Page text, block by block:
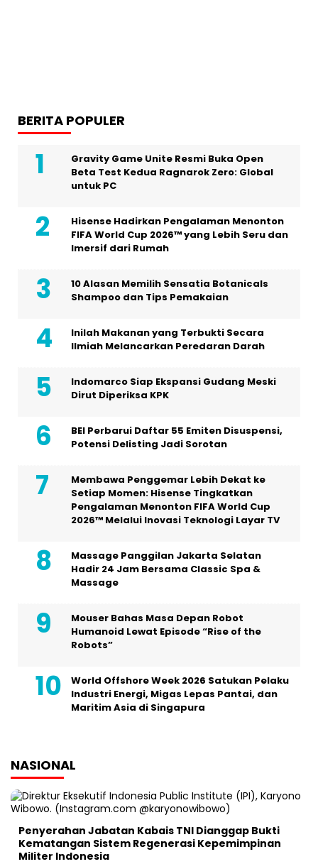
BERITA POPULER
Gravity Game Unite Resmi Buka Open
Beta Test Kedua Ragnarok Zero: Global
untuk PC
Hisense Hadirkan Pengalaman Menonton
FIFA World Cup 2026™ yang Lebih Seru dan
Imersif dari Rumah
10 Alasan Memilih Sensatia Botanicals
Shampoo dan Tips Pemakaian
Inilah Makanan yang Terbukti Secara
Ilmiah Melancarkan Peredaran Darah
Indomarco Siap Ekspansi Gudang Meski
Dirut Diperiksa KPK
BEI Perbarui Daftar 55 Emiten Disuspensi,
Potensi Delisting Jadi Sorotan
Membawa Penggemar Lebih Dekat ke
Setiap Momen: Hisense Tingkatkan
Pengalaman Menonton FIFA World Cup
2026™ Melalui Inovasi Teknologi Layar TV
Massage Panggilan Jakarta Selatan
Hadir 24 Jam Bersama Classic Spa &
Massage
Mouser Bahas Masa Depan Robot
Humanoid Lewat Episode “Rise of the
Robots”
World Offshore Week 2026 Satukan Pelaku
Industri Energi, Migas Lepas Pantai, dan
Maritim Asia di Singapura
NASIONAL
Penyerahan Jabatan Kabais TNI Dianggap Bukti
Kematangan Sistem Regenerasi Kepemimpinan
Militer Indonesia